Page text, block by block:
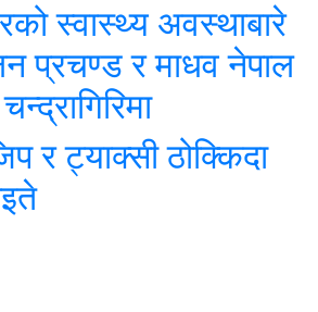
स्वास्थ्य अवस्थाबारे
प्रचण्ड र माधव नेपाल
र ट्याक्सी ठोक्किदा